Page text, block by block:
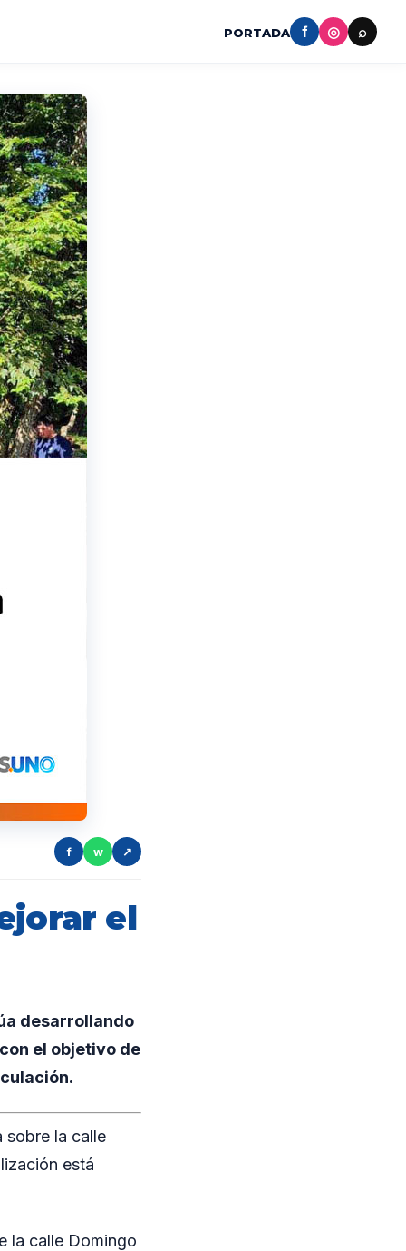
PORTADA f ◎ ⌕
f w ↗
el
desarrollando
el objetivo de
sobre la calle
está
la calle Domingo